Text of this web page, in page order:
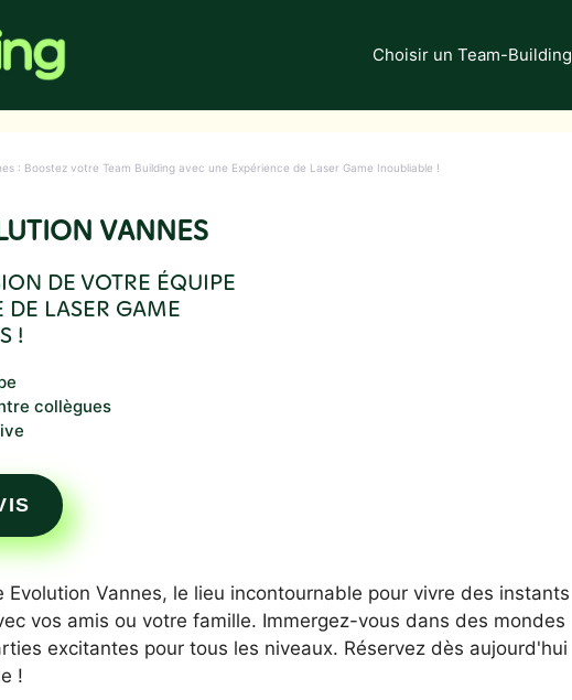
Choisir un Team-Building
: Boostez votre Team Building avec une Expérience de Laser Game Inoubliable !
VANNES
DE VOTRE ÉQUIPE
DE LASER GAME
!
collègues
Evolution Vannes, le lieu incontournable pour vivre des instants
vos amis ou votre famille. Immergez-vous dans des mondes
excitantes pour tous les niveaux. Réservez dès aujourd'hui
!